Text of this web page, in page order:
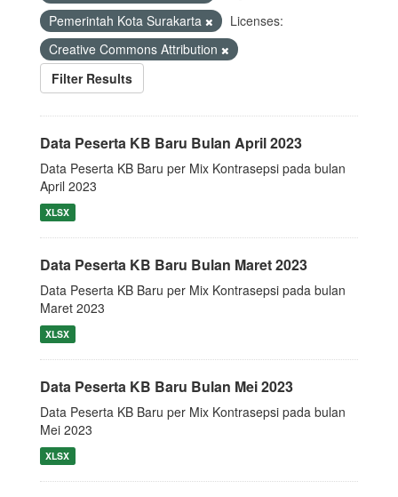
Pemerintah Kota Surakarta
Licenses:
Creative Commons Attribution
Filter Results
Data Peserta KB Baru Bulan April 2023
Data Peserta KB Baru per Mix Kontrasepsi pada bulan
April 2023
XLSX
Data Peserta KB Baru Bulan Maret 2023
Data Peserta KB Baru per Mix Kontrasepsi pada bulan
Maret 2023
XLSX
Data Peserta KB Baru Bulan Mei 2023
Data Peserta KB Baru per Mix Kontrasepsi pada bulan
Mei 2023
XLSX